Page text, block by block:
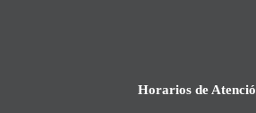
Horarios de